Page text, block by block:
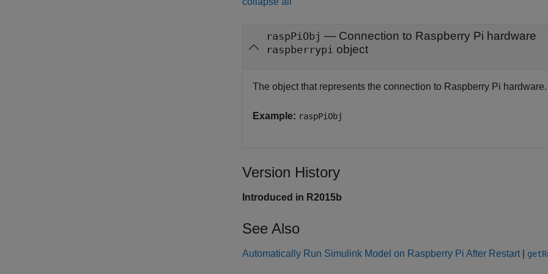
raspPiObj — Connection to Raspberry Pi hardware
raspberrypi object
The object that represents the connection to Raspberry Pi hardware.
Example: raspPiObj
Version History
Introduced in R2015b
See Also
Automatically Run Simulink Model on Raspberry Pi After Restart